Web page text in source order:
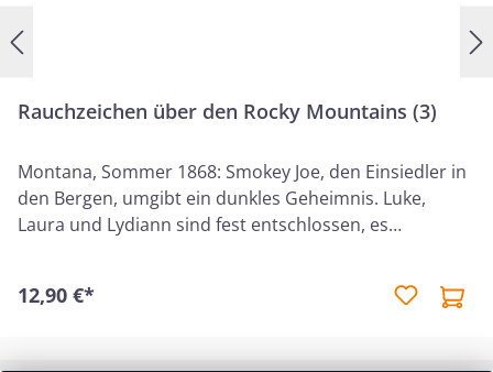
Rauchzeichen über den Rocky Mountains (3)
Montana, Sommer 1868: Smokey Joe, den Einsiedler in
den Bergen, umgibt ein dunkles Geheimnis. Luke,
Laura und Lydiann sind fest entschlossen, es
Henderson und seinem Schützling Davy geht nicht
der jungen Lehrerin. Während Davy in Chicago von
12,90 €*